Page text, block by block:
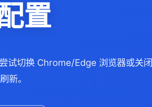
置
试切换 Chrome/Edge 浏览器或关闭
新。